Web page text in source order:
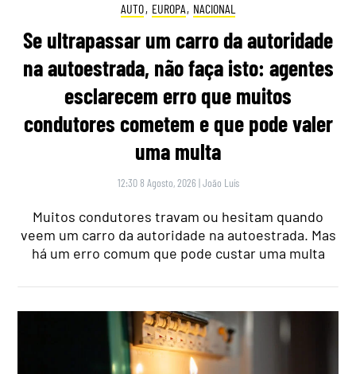
AUTO, EUROPA, NACIONAL
Se ultrapassar um carro da autoridade
na autoestrada, não faça isto: agentes
esclarecem erro que muitos
condutores cometem e que pode valer
uma multa
12:30 8 Agosto, 2026 |João Luís
Muitos condutores travam ou hesitam quando
veem um carro da autoridade na autoestrada. Mas
há um erro comum que pode custar uma multa